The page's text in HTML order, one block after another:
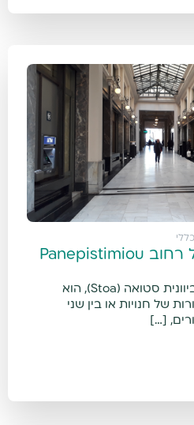
כללי
מסע הפסאז'ים של רחוב Panepistimiou
פסאז', בעברית מפלש וביוונית סטואה (Stoa), הוא
של חנויות או בין שני
[…]